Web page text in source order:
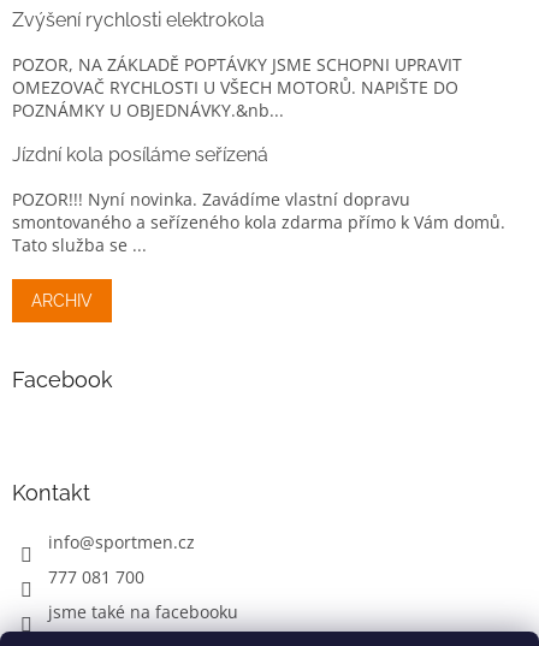
Zvýšení rychlosti elektrokola
POZOR, NA ZÁKLADĚ POPTÁVKY JSME SCHOPNI UPRAVIT
OMEZOVAČ RYCHLOSTI U VŠECH MOTORŮ. NAPIŠTE DO
POZNÁMKY U OBJEDNÁVKY.&nb...
Jízdní kola posíláme seřízená
POZOR!!! Nyní novinka. Zavádíme vlastní dopravu
smontovaného a seřízeného kola zdarma přímo k Vám domů.
Tato služba se ...
ARCHIV
Facebook
Kontakt
info@sportmen.cz
777 081 700
jsme také na facebooku